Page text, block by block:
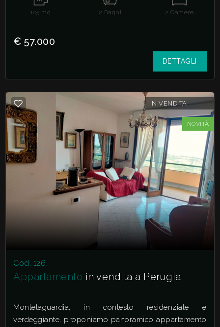
105 mq 2 Bagni 2 Camere
€ 57.000
DETTAGLI
IN VENDITA
NOVITÀ
Cod. 126
Appartamento in vendita a Perugia
Montelaguardia, in contesto residenziale e
verdeggiante, proponiamo panoramico appartamento